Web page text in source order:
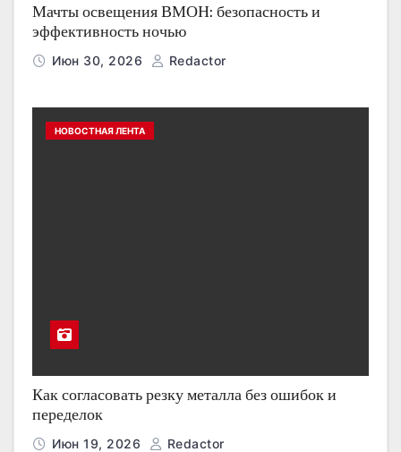
Мачты освещения ВМОН: безопасность и
эффективность ночью
Июн 30, 2026 Redactor
НОВОСТНАЯ ЛЕНТА
Как согласовать резку металла без ошибок и
переделок
Июн 19, 2026 Redactor